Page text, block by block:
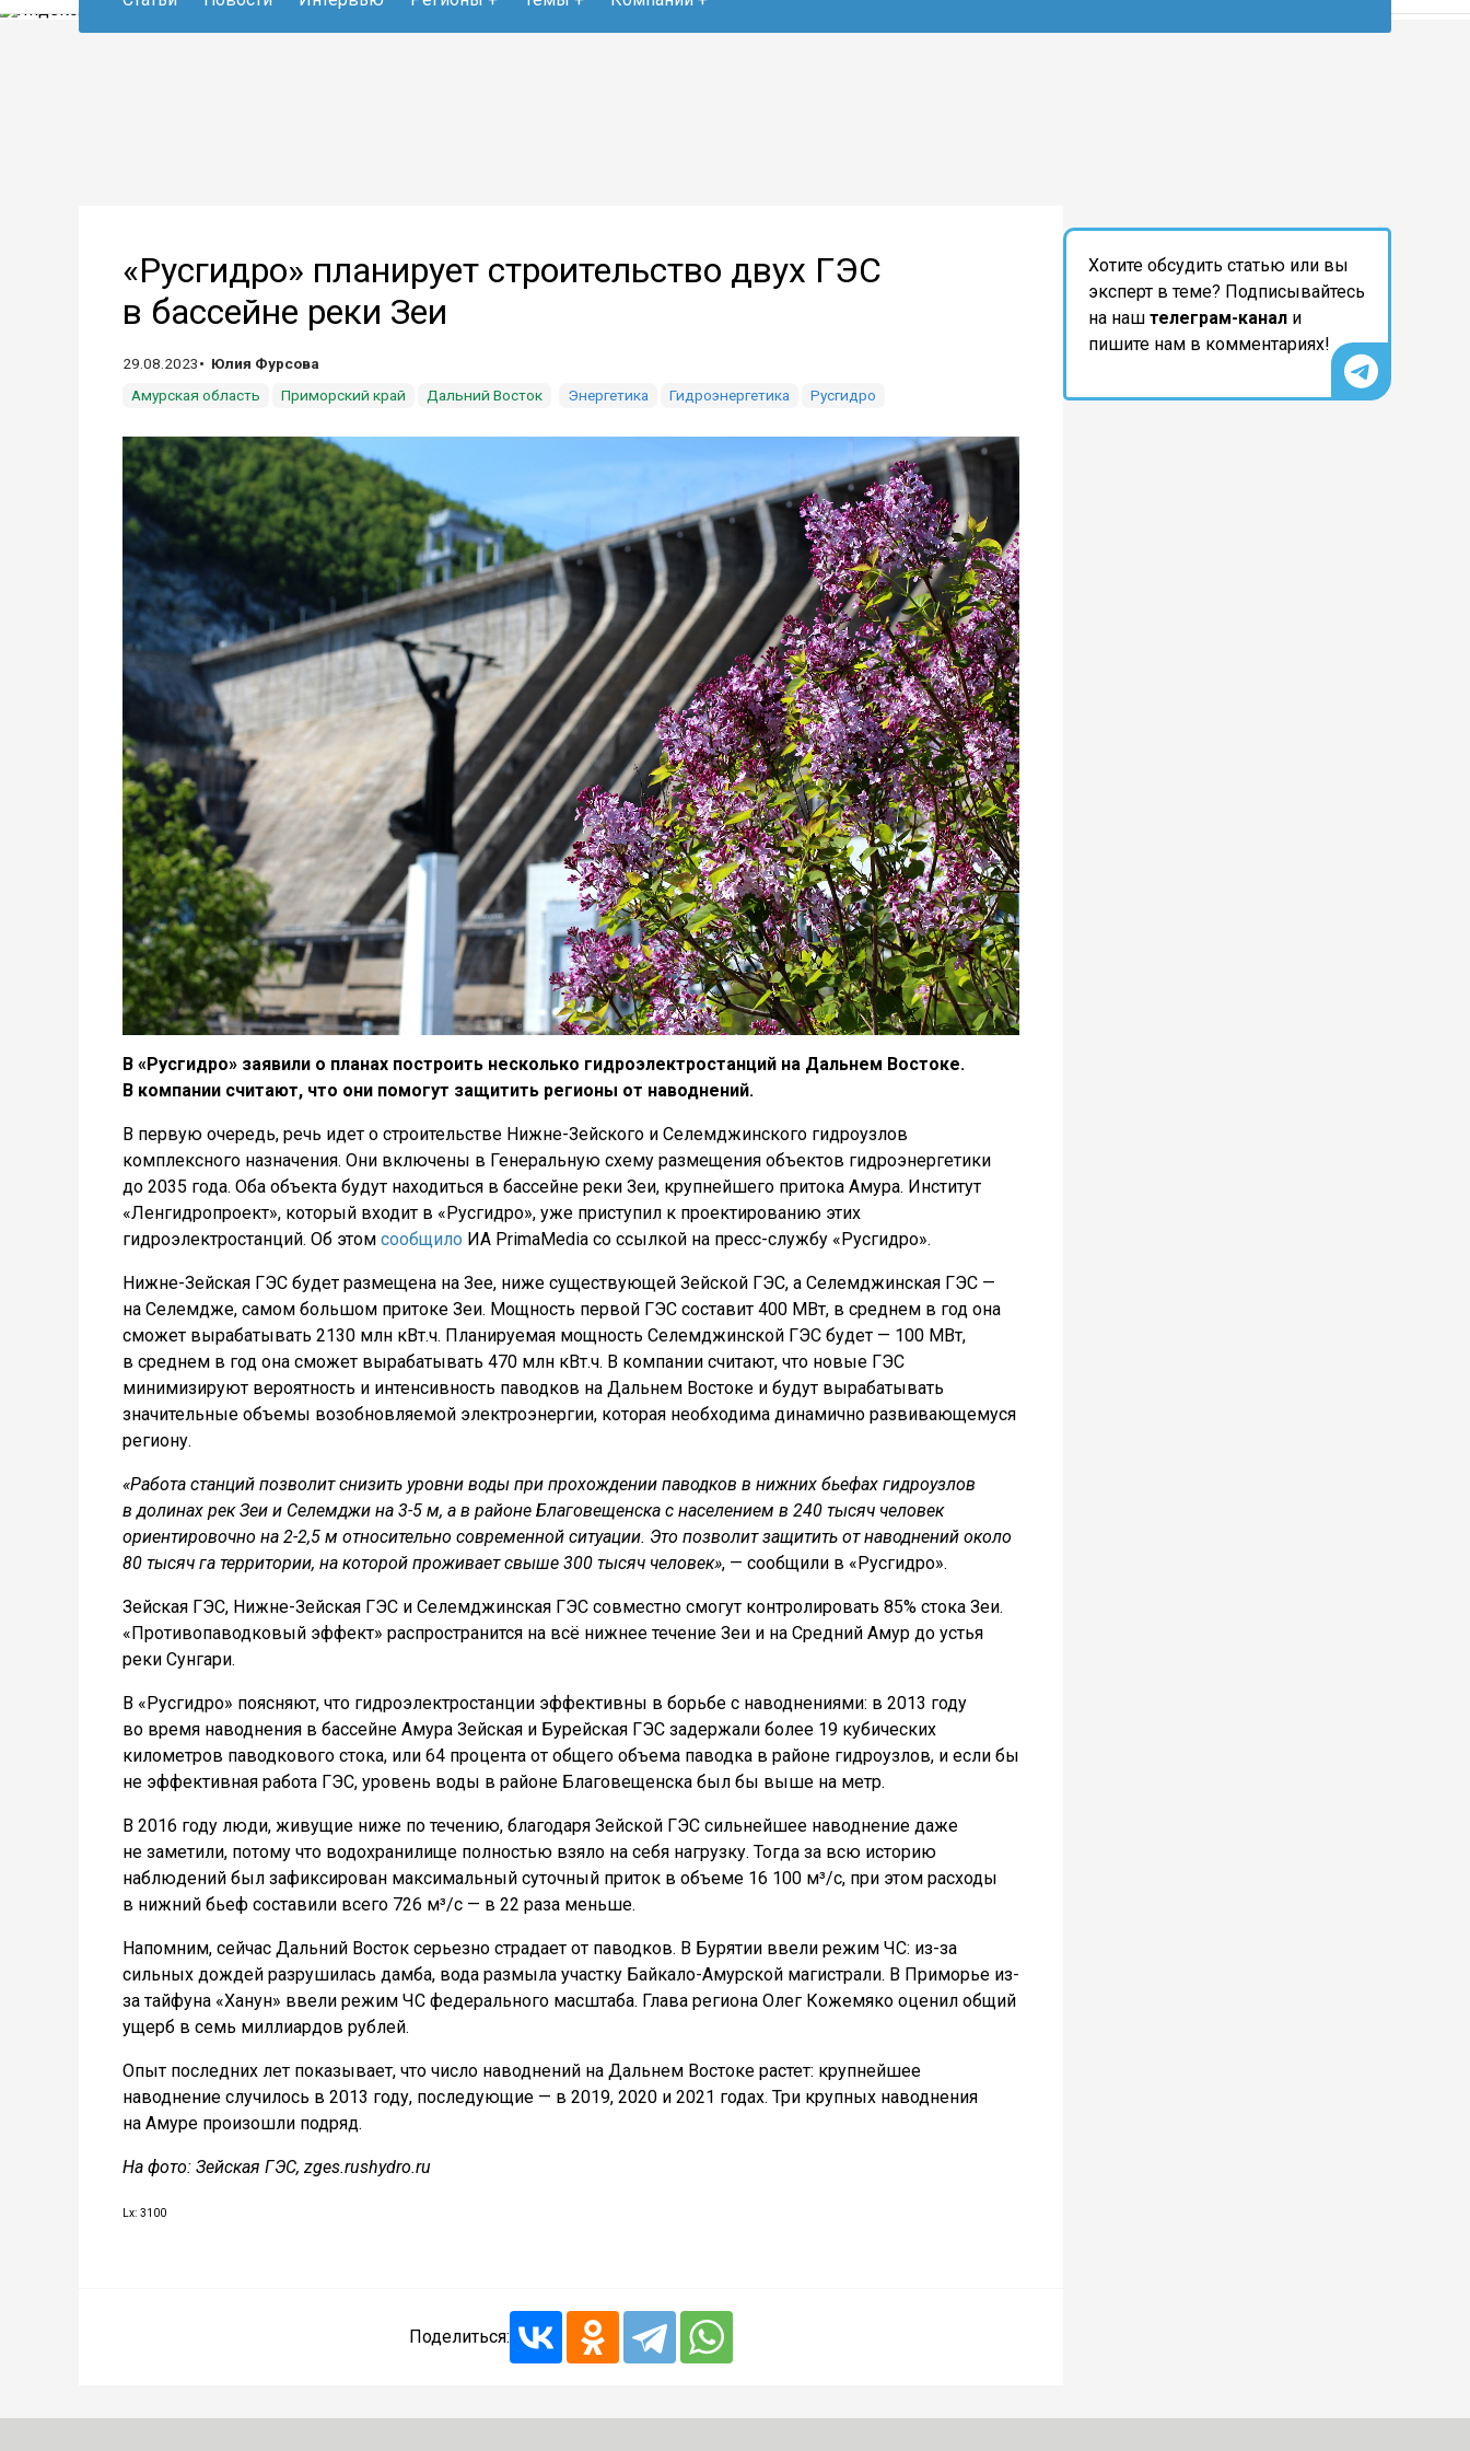
«Русгидро» планирует строительство двух ГЭС
в бассейне реки Зеи
29.08.2023
Юлия Фурсова
Амурская область
Приморский край Дальний Восток Энергетика Гидроэнергетика Русгидро
В «Русгидро» заявили о планах построить несколько гидроэлектростанций на Дальнем Востоке.
В компании считают, что они помогут защитить регионы от наводнений.
В первую очередь, речь идет о строительстве Нижне-Зейского и Селемджинского гидроузлов
комплексного назначения. Они включены в Генеральную схему размещения объектов гидроэнергетики
до 2035 года. Оба объекта будут находиться в бассейне реки Зеи, крупнейшего притока Амура. Институт
«Ленгидропроект», который входит в «Русгидро», уже приступил к проектированию этих
гидроэлектростанций. Об этом сообщило ИА PrimaMedia со ссылкой на пресс-службу «Русгидро».
Нижне-Зейская ГЭС будет размещена на Зее, ниже существующей Зейской ГЭС, а Селемджинская ГЭС —
на Селемдже, самом большом притоке Зеи. Мощность первой ГЭС составит 400 МВт, в среднем в год она
сможет вырабатывать 2130 млн кВт.ч. Планируемая мощность Селемджинской ГЭС будет — 100 МВт,
в среднем в год она сможет вырабатывать 470 млн кВт.ч. В компании считают, что новые ГЭС
минимизируют вероятность и интенсивность паводков на Дальнем Востоке и будут вырабатывать
значительные объемы возобновляемой электроэнергии, которая необходима динамично развивающемуся
региону.
«Работа станций позволит снизить уровни воды при прохождении паводков в нижних бьефах гидроузлов
в долинах рек Зеи и Селемджи на 3-5 м, а в районе Благовещенска с населением в 240 тысяч человек
ориентировочно на 2-2,5 м относительно современной ситуации. Это позволит защитить от наводнений около
80 тысяч га территории, на которой проживает свыше 300 тысяч человек», — сообщили в «Русгидро».
Зейская ГЭС, Нижне-Зейская ГЭС и Селемджинская ГЭС совместно смогут контролировать 85% стока Зеи.
«Противопаводковый эффект» распространится на всё нижнее течение Зеи и на Средний Амур до устья
реки Сунгари.
В «Русгидро» поясняют, что гидроэлектростанции эффективны в борьбе с наводнениями: в 2013 году
во время наводнения в бассейне Амура Зейская и Бурейская ГЭС задержали более 19 кубических
километров паводкового стока, или 64 процента от общего объема паводка в районе гидроузлов, и если бы
не эффективная работа ГЭС, уровень воды в районе Благовещенска был бы выше на метр.
В 2016 году люди, живущие ниже по течению, благодаря Зейской ГЭС сильнейшее наводнение даже
не заметили, потому что водохранилище полностью взяло на себя нагрузку. Тогда за всю историю
наблюдений был зафиксирован максимальный суточный приток в объеме 16 100 м³/с, при этом расходы
в нижний бьеф составили всего 726 м³/с — в 22 раза меньше.
Напомним, сейчас Дальний Восток серьезно страдает от паводков. В Бурятии ввели режим ЧС: из-за
сильных дождей разрушилась дамба, вода размыла участку Байкало-Амурской магистрали. В Приморье из-
за тайфуна «Ханун» ввели режим ЧС федерального масштаба. Глава региона Олег Кожемяко оценил общий
ущерб в семь миллиардов рублей.
Опыт последних лет показывает, что число наводнений на Дальнем Востоке растет: крупнейшее
наводнение случилось в 2013 году, последующие — в 2019, 2020 и 2021 годах. Три крупных наводнения
на Амуре произошли подряд.
На фото: Зейская ГЭС, zges.rushydro.ru
Lx: 3100
Поделиться:
Хотите обсудить статью или вы
эксперт в теме? Подписывайтесь
на наш телеграм-канал и
пишите нам в комментариях!